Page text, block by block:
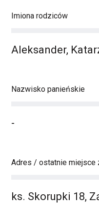
Imiona rodziców
Aleksander,
Nazwisko panieńskie
-
Adres / ostatnie miejsce
ks. Skorupki 18,